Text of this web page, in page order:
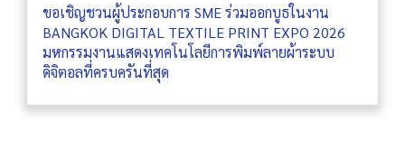
ขอเชิญชวนผู้ประกอบการ SME ร่วมออกบูธในงาน
BANGKOK DIGITAL TEXTILE PRINT EXPO 2026
มหกรรมงานแสดงเทคโนโลยีการพิมพ์ลายผ้าระบบ
ดิจิตอลที่ครบครันที่สุด